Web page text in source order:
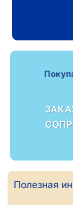
Полезная